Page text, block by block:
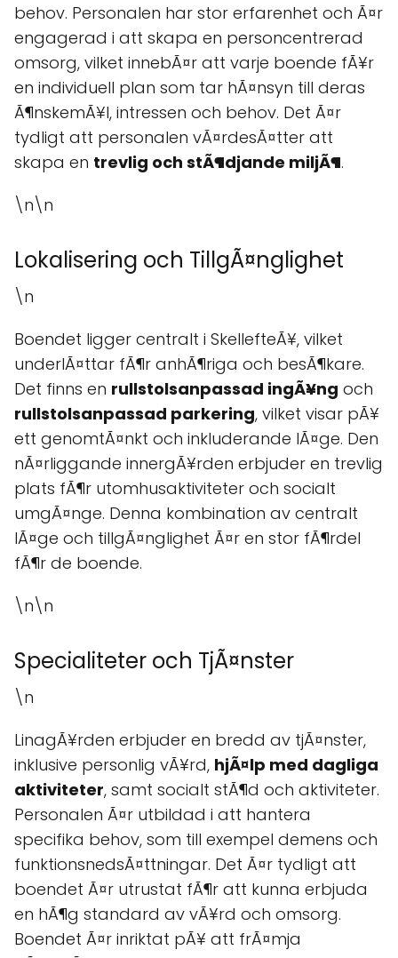
behov. Personalen har stor erfarenhet och Ã¤r
engagerad i att skapa en personcentrerad
omsorg, vilket innebÃ¤r att varje boende fÃ¥r
en individuell plan som tar hÃ¤nsyn till deras
Ã¶nskemÃ¥l, intressen och behov. Det Ã¤r
tydligt att personalen vÃ¤rdesÃ¤tter att
skapa en trevlig och stÃ¶djande miljÃ¶.
\n\n
Lokalisering och TillgÃ¤nglighet
\n
Boendet ligger centralt i SkellefteÃ¥, vilket
underlÃ¤ttar fÃ¶r anhÃ¶riga och besÃ¶kare.
Det finns en rullstolsanpassad ingÃ¥ng och
rullstolsanpassad parkering, vilket visar pÃ¥
ett genomtÃ¤nkt och inkluderande lÃ¤ge. Den
nÃ¤rliggande innergÃ¥rden erbjuder en trevlig
plats fÃ¶r utomhusaktiviteter och socialt
umgÃ¤nge. Denna kombination av centralt
lÃ¤ge och tillgÃ¤nglighet Ã¤r en stor fÃ¶rdel
fÃ¶r de boende.
\n\n
Specialiteter och TjÃ¤nster
\n
LinagÃ¥rden erbjuder en bredd av tjÃ¤nster,
inklusive personlig vÃ¥rd, hjÃ¤lp med dagliga
aktiviteter, samt socialt stÃ¶d och aktiviteter.
Personalen Ã¤r utbildad i att hantera
specifika behov, som till exempel demens och
funktionsnedsÃ¤ttningar. Det Ã¤r tydligt att
boendet Ã¤r utrustat fÃ¶r att kunna erbjuda
en hÃ¶g standard av vÃ¥rd och omsorg.
Boendet Ã¤r inriktat pÃ¥ att frÃ¤mja